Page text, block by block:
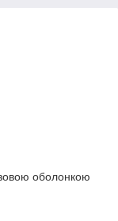
оболонкою